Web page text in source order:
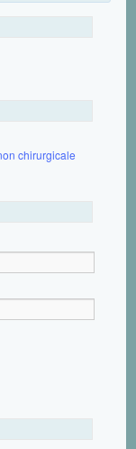
chirurgicale